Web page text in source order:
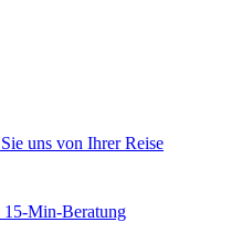
uns von Ihrer Reise
15-Min-Beratung